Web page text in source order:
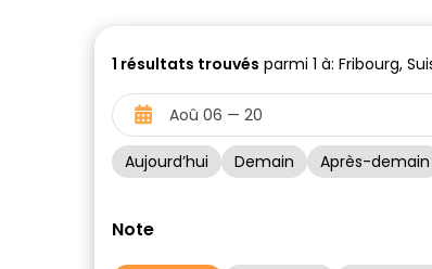
1 résultats trouvés parmi 1 à: Fribourg,
Aujourd’hui Demain Après-demain
Note